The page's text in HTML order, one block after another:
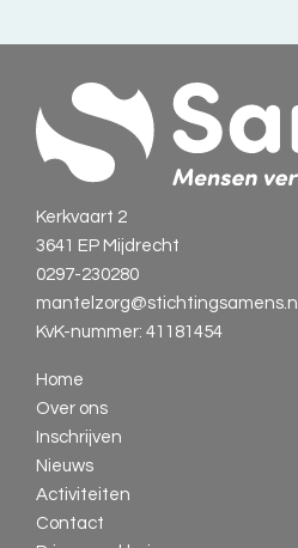
Kerkvaart 2
3641 EP Mijdrecht
0297-230280
mantelzorg@stichtingsamens.nl
KvK-nummer: 41181454
Home
Over ons
Inschrijven
Nieuws
Activiteiten
Contact